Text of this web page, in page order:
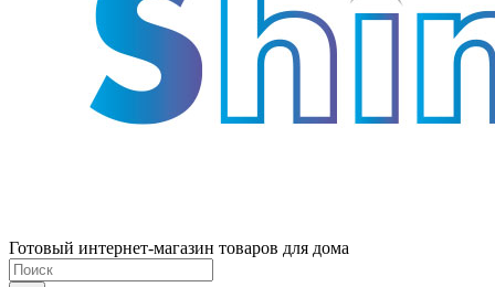
Готовый интернет-магазин товаров для дома